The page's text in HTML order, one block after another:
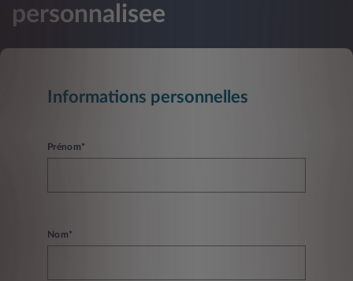
personnalisee
Informations personnelles
Prénom*
Nom*